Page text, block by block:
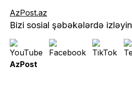
AzPost.az
Bizi sosial şəbəkələrdə izləyin
AzPost